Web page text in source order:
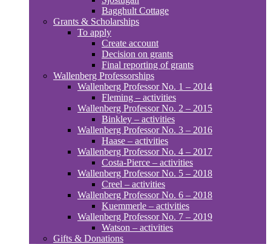
Bagghult Cottage
Grants & Scholarships
To apply
Create account
Decision on grants
Final reporting of grants
Wallenberg Professorships
Wallenberg Professor No. 1 – 2014
Fleming – activities
Wallenberg Professor No. 2 – 2015
Binkley – activities
Wallenberg Professor No. 3 – 2016
Haase – activities
Wallenberg Professor No. 4 – 2017
Costa-Pierce – activities
Wallenberg Professor No. 5 – 2018
Creel – activities
Wallenberg Professor No. 6 – 2018
Kuemmerle – activities
Wallenberg Professor No. 7 – 2019
Watson – activities
Gifts & Donations